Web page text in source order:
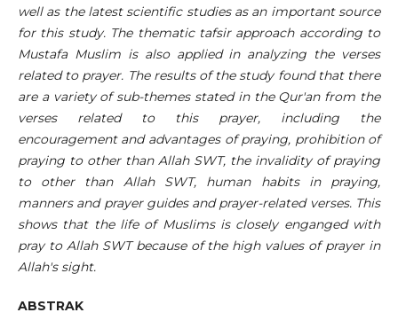
well as the latest scientific studies as an important source
for this study. The thematic tafsir approach according to
Mustafa Muslim is also applied in analyzing the verses
related to prayer. The results of the study found that there
are a variety of sub-themes stated in the Qur'an from the
verses related to this prayer, including the
encouragement and advantages of praying, prohibition of
praying to other than Allah SWT, the invalidity of praying
to other than Allah SWT, human habits in praying,
manners and prayer guides and prayer-related verses. This
shows that the life of Muslims is closely enganged with
pray to Allah SWT because of the high values of prayer in
Allah's sight.
ABSTRAK